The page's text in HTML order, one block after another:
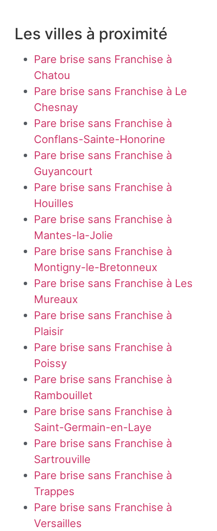
Les villes à proximité
Pare brise sans Franchise à
Chatou
Pare brise sans Franchise à Le
Chesnay
Pare brise sans Franchise à
Conflans-Sainte-Honorine
Pare brise sans Franchise à
Guyancourt
Pare brise sans Franchise à
Houilles
Pare brise sans Franchise à
Mantes-la-Jolie
Pare brise sans Franchise à
Montigny-le-Bretonneux
Pare brise sans Franchise à Les
Mureaux
Pare brise sans Franchise à
Plaisir
Pare brise sans Franchise à
Poissy
Pare brise sans Franchise à
Rambouillet
Pare brise sans Franchise à
Saint-Germain-en-Laye
Pare brise sans Franchise à
Sartrouville
Pare brise sans Franchise à
Trappes
Pare brise sans Franchise à
Versailles